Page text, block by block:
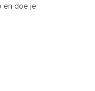
en doe je